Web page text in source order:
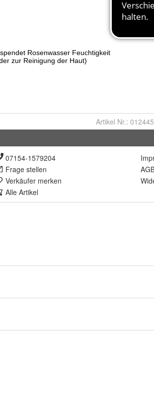
Artikel Nr.:
07154-1579204
Frage stellen
Verkäufer merken
Alle Artikel